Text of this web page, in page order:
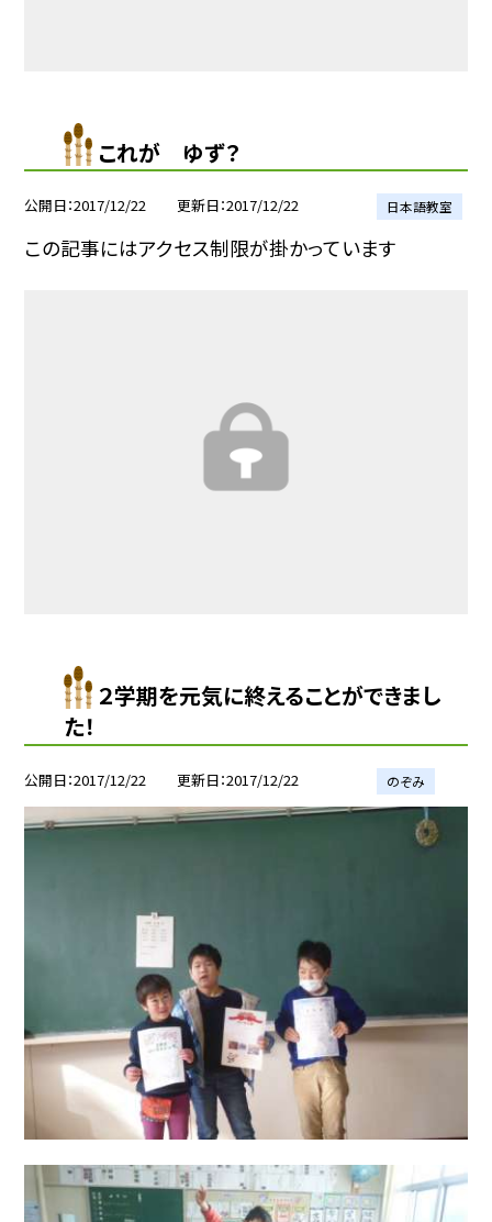
これが ゆず？
公開日 2017/12/22 更新日 2017/12/22 日本語教室
この記事にはアクセス制限が掛かっています
２学期を元気に終えることができまし
た！
公開日 2017/12/22 更新日 2017/12/22 のぞみ